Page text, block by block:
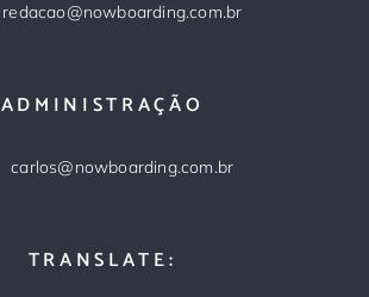
redacao@nowboarding.com.br
ADMINISTRAÇÃO
carlos@nowboarding.com.br
TRANSLATE: